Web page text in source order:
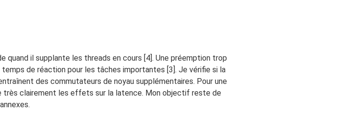
quand il supplante les threads en cours [4]. Une préemption trop
de réaction pour les tâches importantes [3]. Je vérifie si la
des commutateurs de noyau supplémentaires. Pour une
très clairement les effets sur la latence. Mon objectif reste de